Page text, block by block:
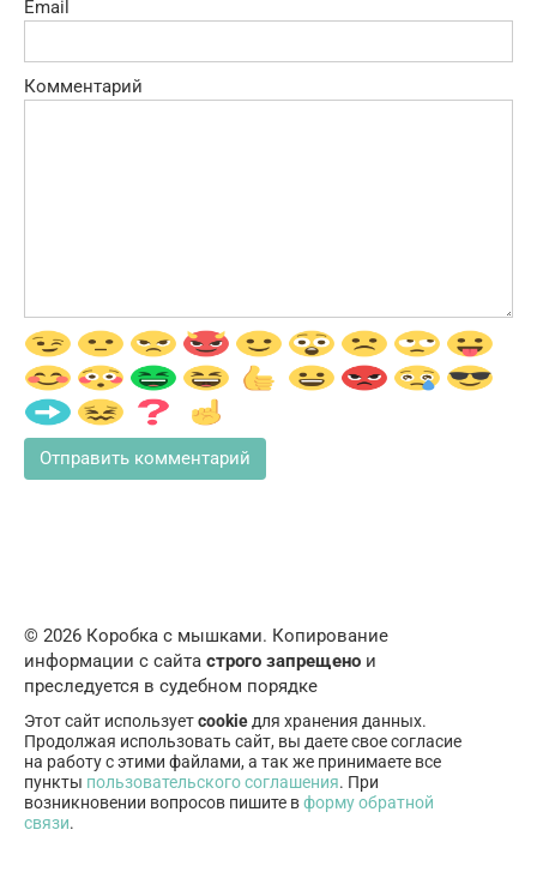
Email
Комментарий
© 2026 Коробка с мышками. Копирование
информации с сайта строго запрещено и
преследуется в судебном порядке
Этот сайт используетcookie для хранения данных.
Продолжая использовать сайт, вы даете свое согласие
на работу с этими файлами, а так же принимаете все
пункты пользовательского соглашения. При
возникновении вопросов пишите вформу обратной
связи.